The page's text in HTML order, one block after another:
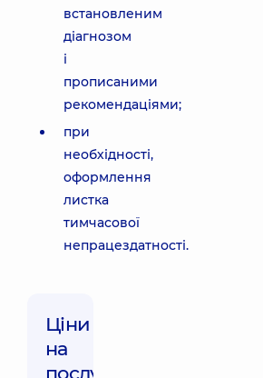
встановленим
діагнозом
і
прописаними
рекомендаціями;
при
необхідності,
оформлення
листка
тимчасової
непрацездатності.
Ціни
на
послуги: